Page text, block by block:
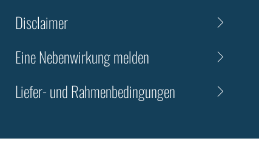
Disclaimer
Eine Nebenwirkung melden
Liefer- und Rahmenbedingungen